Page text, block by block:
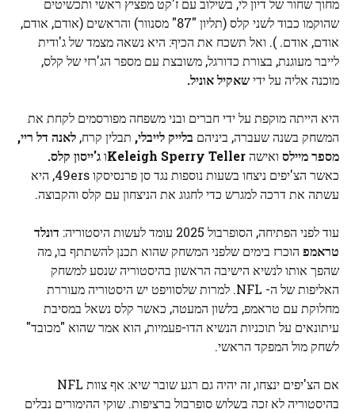
מחוך שחור של דיון לי, בשילוב עם ז'קט מפציץ ראשי ותכשיטים
שהוקמו כבוד לשני קלס (תליון "87" מסנוור) והראשים (אודם, אודם,
אודם, אודם. ). ואל תשכח את הכיף: היא נשאה מצמד של ג'ודית
לייבר מעוגנת, בצורת כדורגל, משובצת עם מספר הג'רזי של קלס,
מוכנה אליה על ידישאקיל אוניל.
היא הייתה מוקפת על ידי חברים ובני משפחה מפורסמים לקחת את
המשחק בשנה שעברה, ביניהם בלייק לייבלי, תבלין קרח, לאנה דל ריי,
מספר מיילס ואישהKeleigh Sperry Tellerוג'ייסון קלס.
כאשר הצ'יפים ניצחו בשעות נוספות נגד סן פרנסיסקו 49ers, היא
עשתה את דרכה למגרש כדי לחגוג את הניצחון עם קלס והקבוצה.
עוד לפני הפתיחה, הסופרבול 2025 עומד לעשות היסטוריה:
דונלד
טראמפ הוכרז בימים שלפני המשחק שהוא תכנן להשתתף בו, מה
שהפך אותו לנשיא הישיבה הראשון בהיסטוריה שנסע למשחק
האליפות של ה- NFL. למרות שלסוויפט יש היסטוריה מעוררת
מחלוקת עם טראמפ, בלשון המעטה, כאשר קלס נשאל במסיבת
עיתונאים על תוכניות הנשיא הדו-פעמיות, הוא אמר שהוא "מכובד"
לשחק מול המפקד הראשי.
אם הצ'יפים ינצחו, זה יהיה גם רגע שובר שיא: אף צוות NFL
בהיסטוריה לא זכה בשלוש סופרבול ברציפות. שוקי ההימורים נבלים